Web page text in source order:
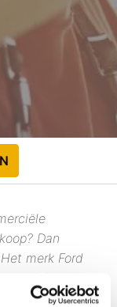
Dan
merk Ford
modellen
van ons